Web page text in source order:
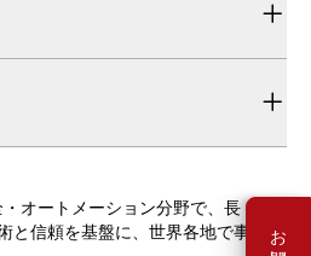
オートメーション分野で、長
と信頼を基盤に、世界各地で事